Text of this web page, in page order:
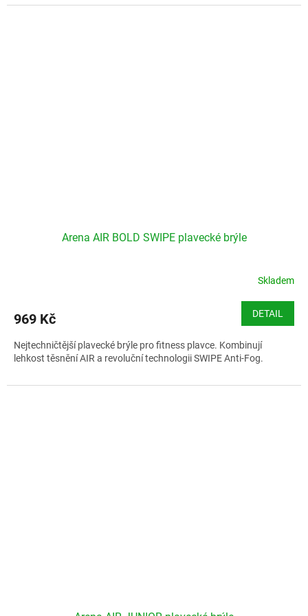
Arena AIR BOLD SWIPE plavecké brýle
Skladem
969 Kč DETAIL
Nejtechničtější plavecké brýle pro fitness plavce. Kombinují
lehkost těsnění AIR a revoluční technologii SWIPE Anti-Fog.